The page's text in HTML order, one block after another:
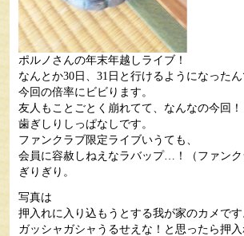
ポルノさんの年末年越しライブ！
なんとか30日、31日と行けるようになった
今回の倍率にビビります。
友人もことごとく崩れてて、なんなの今回！
歯ぎしりしっぱなしです。
ファンクラブ限定ライブいうても、
会員に容赦しねえなラバップ…！（ファンク
ぎりぎり。
写真は
押入れに入り込もうとする我が家のカメです
ガッシャガシャうるせえな！と思ったら押